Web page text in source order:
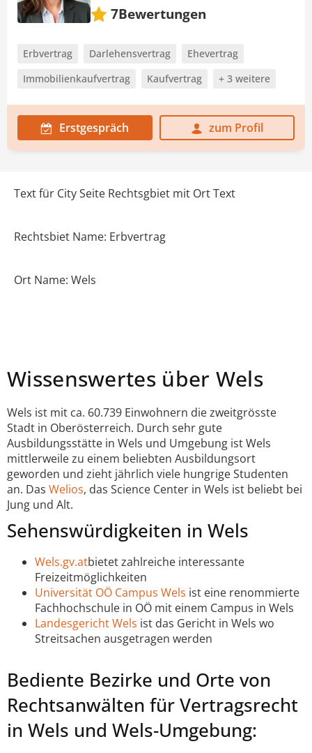
7Bewertungen
Erbvertrag Darlehensvertrag
Ehevertrag
Immobilienkaufvertrag
Kaufvertrag + 3 weitere
Erstgespräch zum Profil
Text für City Seite Rechtsgbiet mit Ort Text
Rechtsbiet Name: Erbvertrag
Ort Name: Wels
Wissenswertes über Wels
Wels ist mit ca. 60.739 Einwohnern die zweitgrösste
Stadt in Oberösterreich. Durch sehr gute
Ausbildungsstätte in Wels und Umgebung ist Wels
mittlerweile zu einem beliebten Ausbildungsort
geworden und zieht jährlich viele hungrige Studenten
an. Das Welios, das Science Center in Wels ist beliebt bei
Jung und Alt.
Sehenswürdigkeiten in Wels
Wels.gv.atbietet zahlreiche interessante
Freizeitmöglichkeiten
Universität OÖ Campus Wels ist eine renommierte
Fachhochschule in OÖ mit einem Campus in Wels
Landesgericht Wels ist das Gericht in Wels wo
Streitsachen ausgetragen werden
Bediente Bezirke und Orte von
Rechtsanwälten für Vertragsrecht
in Wels und Wels-Umgebung: